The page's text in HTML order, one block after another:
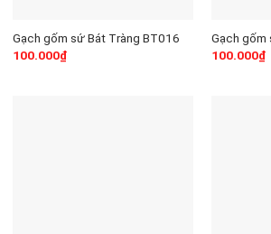
Gạch gốm sứ Bát Tràng BT016
100.000₫
Gạch gốm
100.000₫